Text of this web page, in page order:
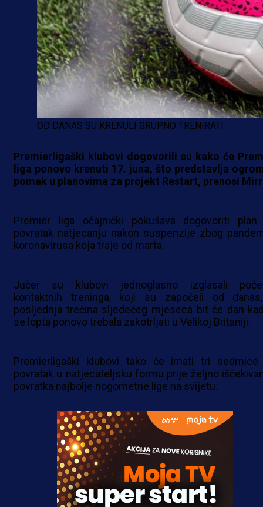
OD DANAS SU KRENULI GRUPNO TRENIRATI
Premierligaški klubovi dogovorili su kako će
liga ponovo krenuti 17. juna, što predstavlja
pomak u planovima za projekt Restart, prenosi
Premier liga očajnički pokušava dogovoriti plan
povratak natjecanju nakon suspenzije zbog
koronavirusa koja traje od marta.
Jučer su klubovi jednoglasno izglasali
kontaktnih treninga, koji su započeli od
posljednja trećina sljedećeg mjeseca bit će dan
se lopta ponovo trebala zakotrljati u Velikoj Britaniji.
Premierligaški klubovi tako će imati tri sedmice
povratak u natjecateljsku formu prije željno
povratka najbolje nogometne lige na svijetu.